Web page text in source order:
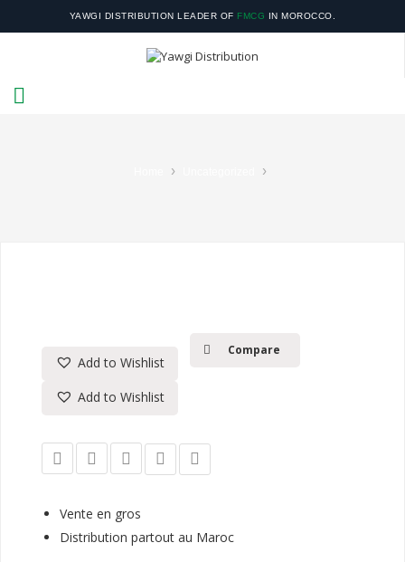
YAWGI DISTRIBUTION LEADER OF FMCG IN MOROCCO.
YOUR SATISFACTION IS OUR RESPONSIBILITY.
› ›
Add to Wishlist
Compare
Add to Wishlist
Vente en gros
Distribution partout au Maroc